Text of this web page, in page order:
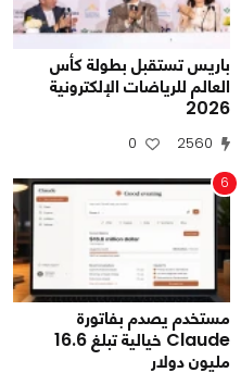
باريس تستقبل بطولة كأس
العالم للرياضات الإلكترونية
2026
2560
0
6
مستخدم يصدم بفاتورة
Claude خيالية تبلغ 16.6
مليون دولار